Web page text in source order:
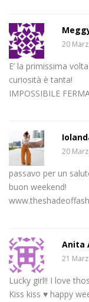
20
E’ la primissima
curiosità è tanta!
IMPOSSIBILE
20
passavo per un
buon weekend!
Anita
21
Lucky girl!! I love
Kiss kiss ♥ happy